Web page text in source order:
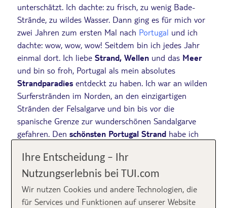
unterschätzt. Ich dachte: zu frisch, zu wenig Bade-
Strände, zu wildes Wasser. Dann ging es für mich vor
zwei Jahren zum ersten Mal nach Portugal und ich
dachte: wow, wow, wow! Seitdem bin ich jedes Jahr
einmal dort. Ich liebe Strand, Wellen und das Meer
und bin so froh, Portugal als mein absolutes
Strandparadies entdeckt zu haben. Ich war an wilden
Surferstränden im Norden, an den einzigartigen
Stränden der Felsalgarve und bin bis vor die
spanische Grenze zur wunderschönen Sandalgarve
gefahren. Den schönsten Portugal Strand habe ich
10 vor! Welcher ist dein Favorit?
Inhalt
Ihre Entscheidung – Ihr
Nutzungserlebnis bei TUI.com
Wir nutzen Cookies und andere Technologien, die
für Services und Funktionen auf unserer Website